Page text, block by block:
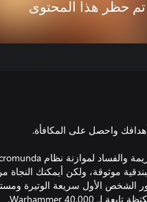
تم حظر هذا المحتوى
الشخص الأول سريعة الوتيرة